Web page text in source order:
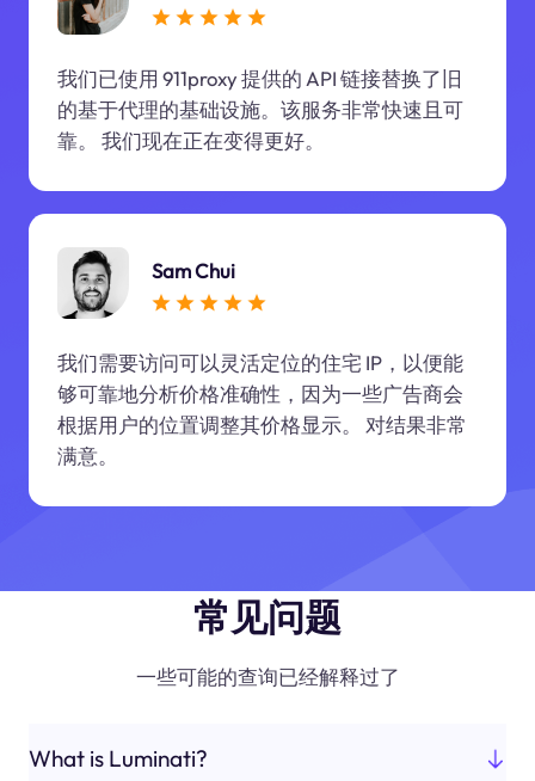
我们已使用 911proxy 提供的 API 链接替换了旧
的基于代理的基础设施。该服务非常快速且可
靠。 我们现在正在变得更好。
Sam Chui
我们需要访问可以灵活定位的住宅 IP，以便能
够可靠地分析价格准确性，因为一些广告商会
根据用户的位置调整其价格显示。 对结果非常
满意。
常见问题
一些可能的查询已经解释过了
What is Luminati?